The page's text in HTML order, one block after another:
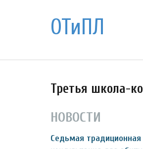
ОТиПЛ
Третья школа-
НОВОСТИ
Седьмая традиционная